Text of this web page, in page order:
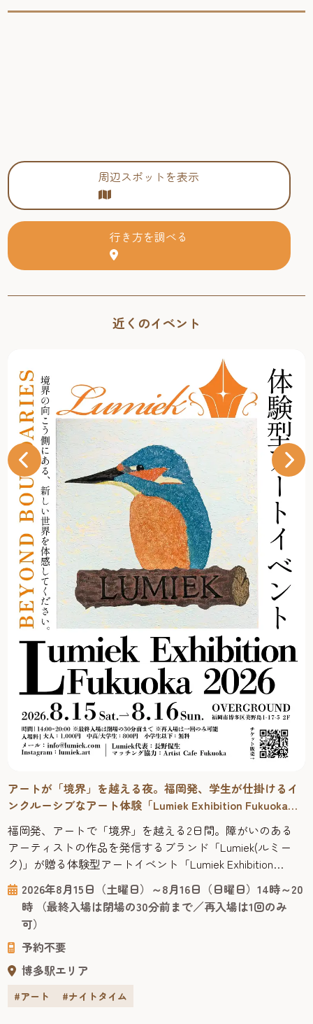
周辺スポットを表示
行き方を調べる
近くのイベント
アートが「境界」を越える夜。福岡発、学生が仕掛けるイ
ンクルーシブなアート体験「Lumiek Exhibition Fukuoka
福岡発、アートで「境界」を越える2日間。障がいのある
アーティストの作品を発信するブランド「Lumiek(ルミー
ク)」が贈る体験型アートイベント「Lumiek Exhibition
Fukuoka 2026」が、博多区のアートスペース
「OVERGROUND」で開催。仕掛け人は福岡出身の現役大学
生です。 アートは障害の有無や年齢、国籍などの境界を超
えて心に届く共通言語です。展示を眺めるだけでなく...
2026年8月15日（土曜日）～8月16日（日曜日）14時～20
時 （最終入場は閉場の30分前まで／再入場は1回のみ
可）
予約不要
博多駅エリア
#アート #ナイトタイム